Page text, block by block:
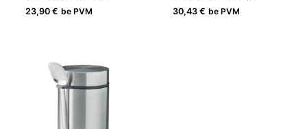
23,90 € be PVM 30,43 € be PVM